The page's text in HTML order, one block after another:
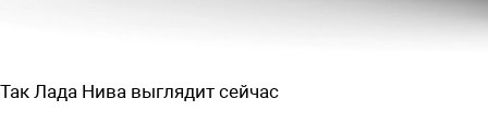
Так Лада Нива выглядит сейчас